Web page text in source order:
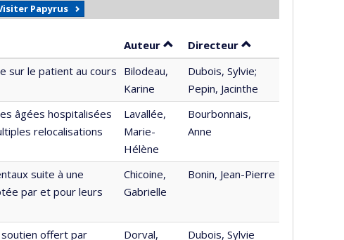
Papyrus
Auteur Trier par auteur en ordre
Directeur par contributeur
sur le patient au cours Bilodeau,
Karine
Dubois, Sylvie;
Pepin, Jacinthe
âgées hospitalisées
relocalisations
Lavallée,
Marie-
Hélène
Bourbonnais,
Anne
suite à une
par et pour leurs
Chicoine,
Gabrielle
Bonin, Jean-Pierre
offert par
Dorval,
Dubois, Sylvie